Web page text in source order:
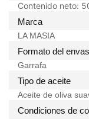
Contenido neto:
Marca
LA MASIA
Formato del
Garrafa
Tipo de aceite
Aceite de oliva
Condiciones de